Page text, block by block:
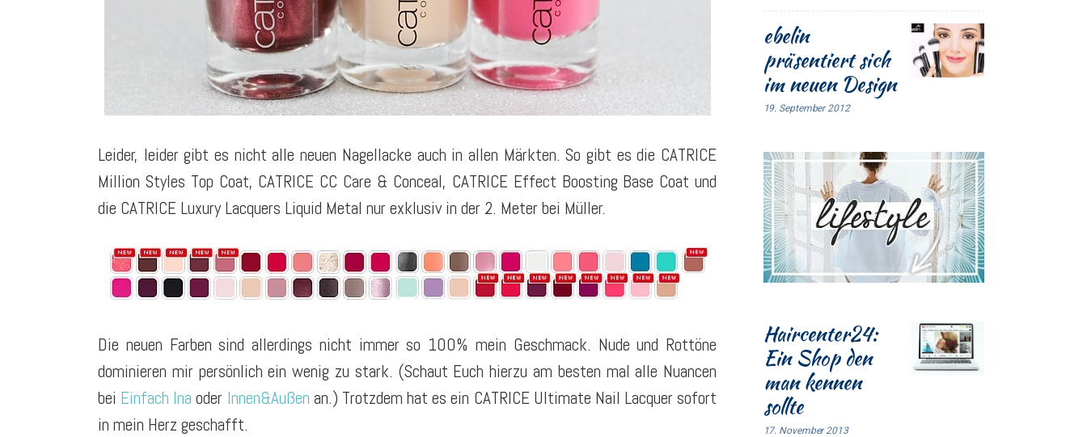
Leider, leider gibt es nicht alle neuen Nagellacke auch in allen Märkten. So gibt es die CATRICE
Million Styles Top Coat, CATRICE CC Care & Conceal, CATRICE Effect Boosting Base Coat und
die CATRICE Luxury Lacquers Liquid Metal nur exklusiv in der 2. Meter bei Müller.
Die neuen Farben sind allerdings nicht immer so 100% mein Geschmack. Nude und Rottöne
dominieren mir persönlich ein wenig zu stark. (Schaut Euch hierzu am besten mal alle Nuancen
bei Einfach Ina oder Innen&Außen an.) Trotzdem hat es ein CATRICE Ultimate Nail Lacquer sofort
in mein Herz geschafft.
ebelin
präsentiert sich
im neuen Design
19. September 2012
Haircenter24:
Ein Shop den
man kennen
sollte
17. November 2013